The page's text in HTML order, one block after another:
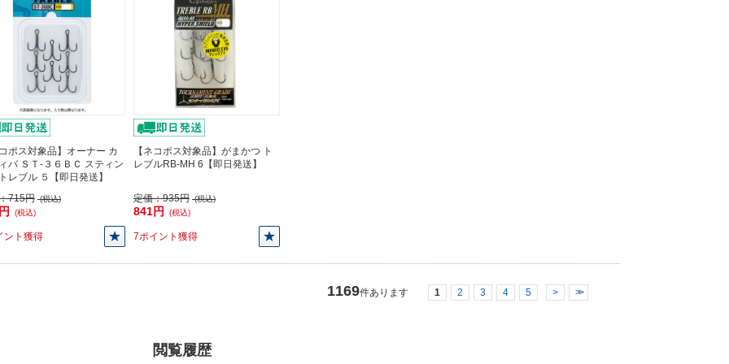
コポス対象品】オーナー カ
バ ＳＴ-３６ＢＣ スティン
レブル ５【即日発送】
715円 (税込)
(税込)
ント獲得
【ネコポス対象品】がまかつ ト
レブルRB-MH 6【即日発送】
定価：935円 (税込)
841円 (税込)
7ポイント獲得
1169件あります 1 2 3 4 5 > >>
閲覧履歴